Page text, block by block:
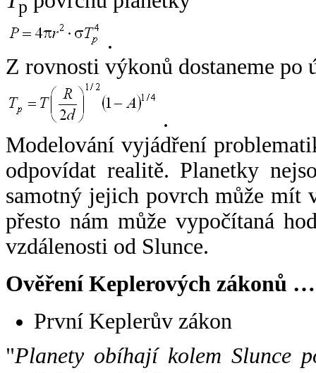
p
.
Z rovnosti výkonů dostaneme po
.
Modelování vyjádření
odpovídat realitě. Planetky
samotný jejich povrch může mít
přesto nám může vypočítaná
vzdálenosti od Slunce.
Ověření Keplerových zákonů …
První Keplerův zákon
"Planety obíhají kolem Slunce